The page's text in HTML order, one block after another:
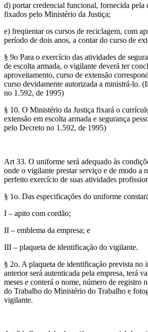
d) portar credencial funcional, fornecida pela
fixados pelo Ministério da Justiça;
e) freqüentar os cursos de reciclagem, com
período de dois anos, a contar do curso de
§ 9o Para o exercício das atividades de
de escolta armada, o vigilante deverá ter
aproveitamento, curso de extensão
curso devidamente autorizada a ministrá-lo.
no 1.592, de 1995)
§ 10. O Ministério da Justiça fixará o
extensão em escolta armada e segurança
pelo Decreto no 1.592, de 1995)
Art 33. O uniforme será adequado às
onde o vigilante prestar serviço e de modo a
perfeito exercício de suas atividades
§ 1o. Das especificações do uniforme
I – apito com cordão;
II – emblema da empresa; e
III – plaqueta de identificação do vigilante.
§ 2o. A plaqueta de identificação prevista no
anterior será autenticada pela empresa, terá
meses e conterá o nome, número de registro
do Trabalho do Ministério do Trabalho e
vigilante.